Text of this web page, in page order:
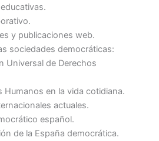
y publicaciones web.
sociedades democráticas:
Universal de Derechos
Humanos en la vida cotidiana.
actuales.
español.
de la España democrática.